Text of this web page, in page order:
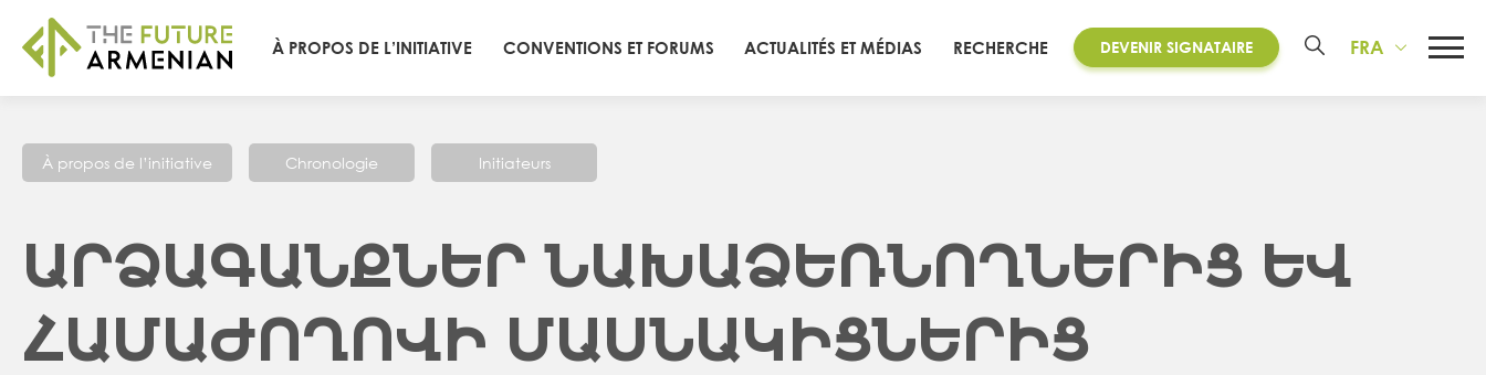
À PROPOS DE L’INITIATIVE CONVENTIONS ET FORUMS ACTUALITÉS ET MÉDIAS RECHERCHE DEVENIR SIGNATAIRE FRA
À propos de l’initiative Chronologie Initiateurs
ԱՐՁԱԳԱՆՔՆԵՐ ՆԱԽԱՁԵՌՆՈՂՆԵՐԻՑ ԵՎ
ՀԱՄԱԺՈՂՈՎԻ ՄԱՍՆԱԿԻՑՆԵՐԻՑ